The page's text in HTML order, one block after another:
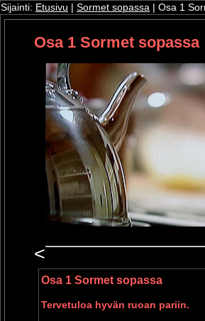
Sijainti: Etusivu Sormet sopassa | Osa 1
Osa 1 Sormet sopassa
<
Osa 1 Sormet sopassa
Tervetuloa hyvän ruoan pariin.